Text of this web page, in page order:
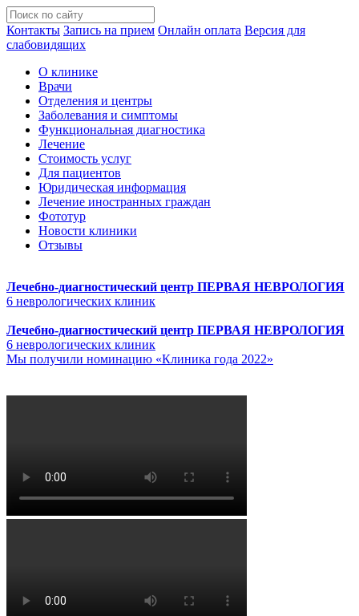
Контакты Запись на прием Онлайн оплата Версия для
слабовидящих
О клинике
Врачи
Отделения и центры
Заболевания и симптомы
Функциональная диагностика
Лечение
Стоимость услуг
Для пациентов
Юридическая информация
Лечение иностранных граждан
Фототур
Новости клиники
Отзывы
Лечебно-диагностический центр ПЕРВАЯ НЕВРОЛОГИЯ
6 неврологических клиник
Лечебно-диагностический центр ПЕРВАЯ НЕВРОЛОГИЯ
6 неврологических клиник
Мы получили номинацию «Клиника года 2022»